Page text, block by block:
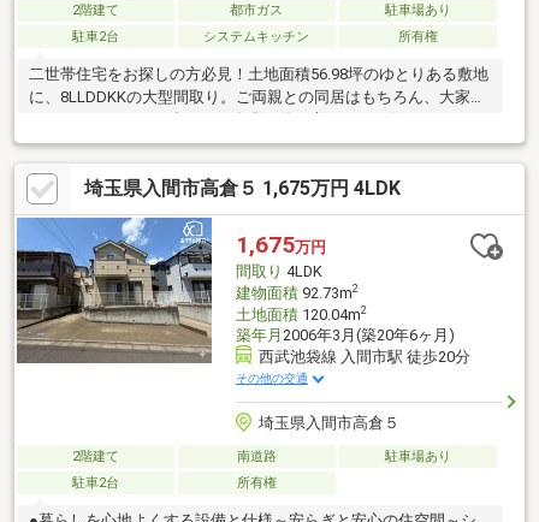
2階建て 都市ガス
駐車場あり
駐車2台
システムキッチン 所有権
二世帯住宅をお探しの方必見！土地面積56.98坪のゆとりある敷地
に、8LLDDKKの大型間取り。ご両親との同居はもちろん、大家族
埼玉県入間市高倉５ 1,675万円 4LDK
1,675万円
間取り 4LDK
建物面積92.73m2
土地面積120.04m2
築年月 2006年3月(築20年6ヶ月)
西武池袋線 入間市駅 徒歩20分
その他の交通
埼玉県入間市高倉５
2階建て 南道路
駐車場あり
駐車2台
所有権